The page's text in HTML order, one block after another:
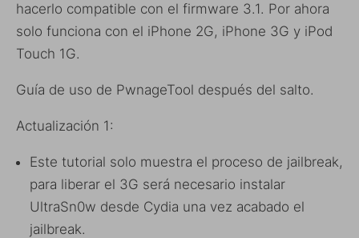
hacerlo compatible con el firmware 3.1. Por ahora
solo funciona con el iPhone 2G, iPhone 3G y iPod
Touch 1G.
Guía de uso de PwnageTool después del salto.
Actualización 1:
Este tutorial solo muestra el proceso de jailbreak,
para liberar el 3G será necesario instalar
UltraSn0w desde Cydia una vez acabado el
jailbreak.